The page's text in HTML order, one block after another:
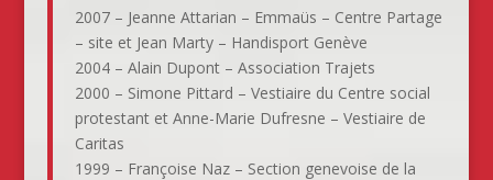
2007 – Jeanne Attarian – Emmaüs – Centre Partage
– site et Jean Marty – Handisport Genève
2004 – Alain Dupont – Association Trajets
2000 – Simone Pittard – Vestiaire du Centre social
protestant et Anne-Marie Dufresne – Vestiaire de
Caritas
1999 – Françoise Naz – Section genevoise de la